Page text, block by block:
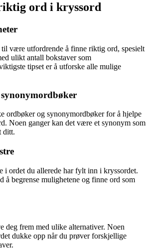
ord i kryssord
være utfordrende å finne riktig ord, spesielt
ulikt antall bokstaver som
tipset er å utforske alle mulige
ordbøker og synonymordbøker for å hjelpe
Noen ganger kan det være et synonym som
ditt.
i ordet du allerede har fylt inn i kryssordet.
å begrense mulighetene og finne ord som
deg frem med ulike alternativer. Noen
dukke opp når du prøver forskjellige